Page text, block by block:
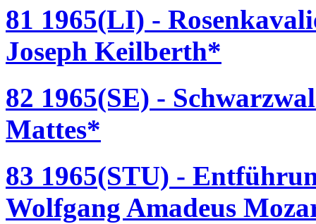
81 1965(LI) -
Joseph Keilberth*
82 1965(SE) -
Mattes*
83 1965(STU) -
Wolfgang Amadeus